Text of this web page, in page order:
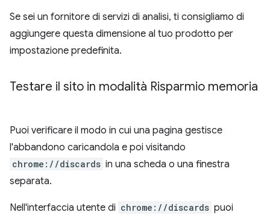
Se sei un fornitore di servizi di analisi, ti consigliamo di
aggiungere questa dimensione al tuo prodotto per
impostazione predefinita.
Testare il sito in modalità Risparmio memoria
Puoi verificare il modo in cui una pagina gestisce
l'abbandono caricandola e poi visitando
chrome://discards in una scheda o una finestra
separata.
Nell'interfaccia utente di chrome://discards puoi